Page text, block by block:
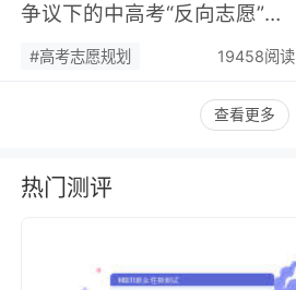
争议下的中高考“反向志愿”
潮，藏着职业规划新逻辑…
#高考志愿规划 19458阅读
查看更多
热门测评